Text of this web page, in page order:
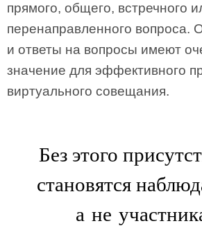
прямого, общего, встречного
перенаправленного вопроса.
и ответы на вопросы имеют
значение для эффективного
виртуального совещания.
Без этого
становятся
а не